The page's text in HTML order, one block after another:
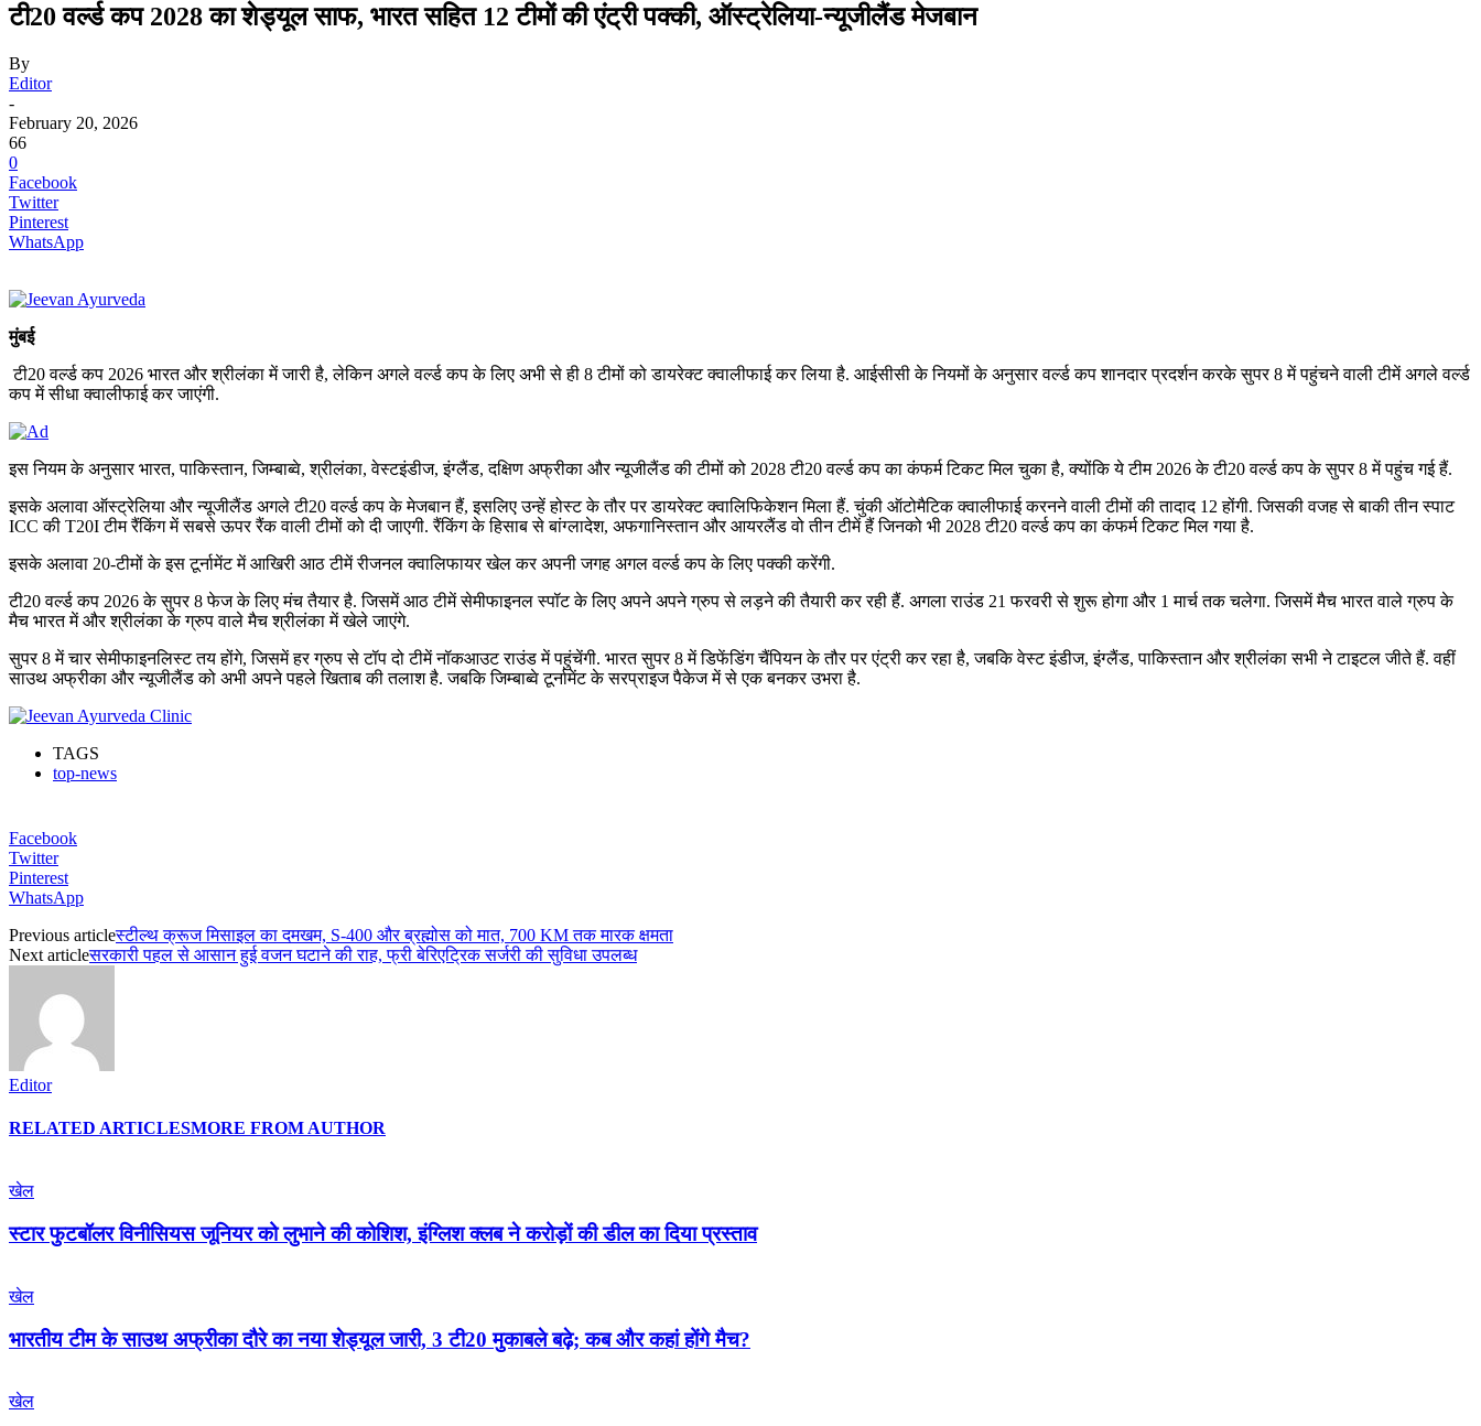
टी20 वर्ल्ड कप 2028 का शेड्यूल साफ, भारत सहित 12 टीमों की एंट्री पक्की, ऑस्ट्रेलिया-न्यूजीलैंड मेजबान
By
Editor
-
February 20, 2026
66
0
Facebook
Twitter
Pinterest
WhatsApp
मुंबई
टी20 वर्ल्ड कप 2026 भारत और श्रीलंका में जारी है, लेकिन अगले वर्ल्ड कप के लिए अभी से ही 8 टीमों को डायरेक्ट क्वालीफाई कर लिया है. आईसीसी के नियमों के अनुसार वर्ल्ड कप शानदार प्रदर्शन करके सुपर 8 में पहुंचने वाली टीमें अगले वर्ल्ड
कप में सीधा क्वालीफाई कर जाएंगी.
इस नियम के अनुसार भारत, पाकिस्तान, जिम्बाब्वे, श्रीलंका, वेस्टइंडीज, इंग्लैंड, दक्षिण अफ्रीका और न्यूजीलैंड की टीमों को 2028 टी20 वर्ल्ड कप का कंफर्म टिकट मिल चुका है, क्योंकि ये टीम 2026 के टी20 वर्ल्ड कप के सुपर 8 में पहुंच गई हैं.
इसके अलावा ऑस्ट्रेलिया और न्यूजीलैंड अगले टी20 वर्ल्ड कप के मेजबान हैं, इसलिए उन्हें होस्ट के तौर पर डायरेक्ट क्वालिफिकेशन मिला हैं. चुंकी ऑटोमैटिक क्वालीफाई करनने वाली टीमों की तादाद 12 होंगी. जिसकी वजह से बाकी तीन स्पाट
ICC की T20I टीम रैंकिंग में सबसे ऊपर रैंक वाली टीमों को दी जाएगी. रैंकिंग के हिसाब से बांग्लादेश, अफगानिस्तान और आयरलैंड वो तीन टीमें हैं जिनको भी 2028 टी20 वर्ल्ड कप का कंफर्म टिकट मिल गया है.
इसके अलावा 20-टीमों के इस टूर्नामेंट में आखिरी आठ टीमें रीजनल क्वालिफायर खेल कर अपनी जगह अगल वर्ल्ड कप के लिए पक्की करेंगी.
टी20 वर्ल्ड कप 2026 के सुपर 8 फेज के लिए मंच तैयार है. जिसमें आठ टीमें सेमीफाइनल स्पॉट के लिए अपने अपने ग्रुप से लड़ने की तैयारी कर रही हैं. अगला राउंड 21 फरवरी से शुरू होगा और 1 मार्च तक चलेगा. जिसमें मैच भारत वाले ग्रुप के
मैच भारत में और श्रीलंका के ग्रुप वाले मैच श्रीलंका में खेले जाएंगे.
सुपर 8 में चार सेमीफाइनलिस्ट तय होंगे, जिसमें हर ग्रुप से टॉप दो टीमें नॉकआउट राउंड में पहुंचेंगी. भारत सुपर 8 में डिफेंडिंग चैंपियन के तौर पर एंट्री कर रहा है, जबकि वेस्ट इंडीज, इंग्लैंड, पाकिस्तान और श्रीलंका सभी ने टाइटल जीते हैं. वहीं
साउथ अफ्रीका और न्यूजीलैंड को अभी अपने पहले खिताब की तलाश है. जबकि जिम्बाब्वे टूर्नामेंट के सरप्राइज पैकेज में से एक बनकर उभरा है.
TAGS
top-news
Facebook
Twitter
Pinterest
WhatsApp
Previous articleस्टील्थ क्रूज मिसाइल का दमखम, S-400 और ब्रह्मोस को मात, 700 KM तक मारक क्षमता
Next articleसरकारी पहल से आसान हुई वजन घटाने की राह, फ्री बेरिएट्रिक सर्जरी की सुविधा उपलब्ध
Editor
RELATED ARTICLESMORE FROM AUTHOR
खेल
स्टार फुटबॉलर विनीसियस जूनियर को लुभाने की कोशिश, इंग्लिश क्लब ने करोड़ों की डील का दिया प्रस्ताव
खेल
भारतीय टीम के साउथ अफ्रीका दौरे का नया शेड्यूल जारी, 3 टी20 मुकाबले बढ़े; कब और कहां होंगे मैच?
खेल